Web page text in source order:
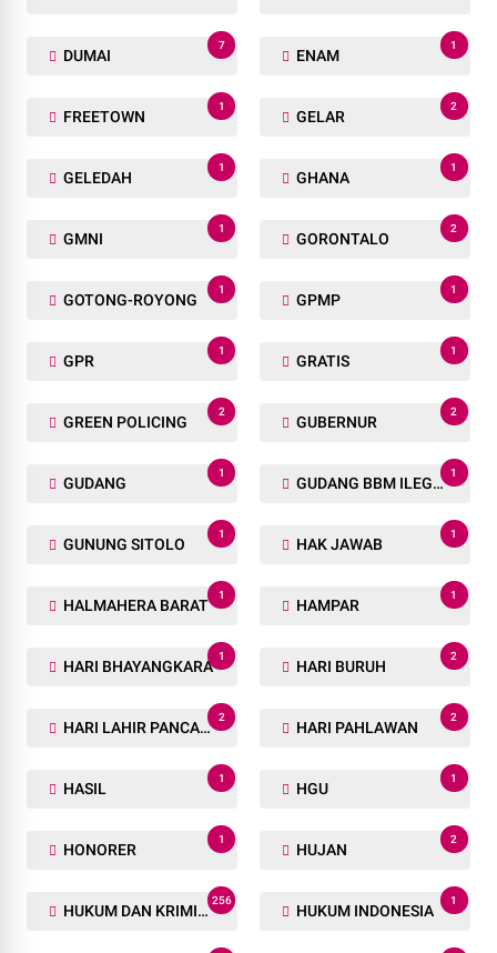
DUMAI
7
ENAM
1
FREETOWN
1
GELAR
2
GELEDAH
1
GHANA
1
GMNI
1
GORONTALO
2
GOTONG-ROYONG
1
GPMP
1
GPR
1
GRATIS
1
GREEN POLICING
2
GUBERNUR
2
GUDANG
1
GUDANG BBM ILEGAL
1
GUNUNG SITOLO
1
HAK JAWAB
1
HALMAHERA BARAT
1
HAMPAR
1
HARI BHAYANGKARA
1
HARI BURUH
2
HARI LAHIR PANCASILA
2
HARI PAHLAWAN
2
HASIL
1
HGU
1
HONORER
1
HUJAN
2
HUKUM DAN KRIMINAL
256
HUKUM INDONESIA
1